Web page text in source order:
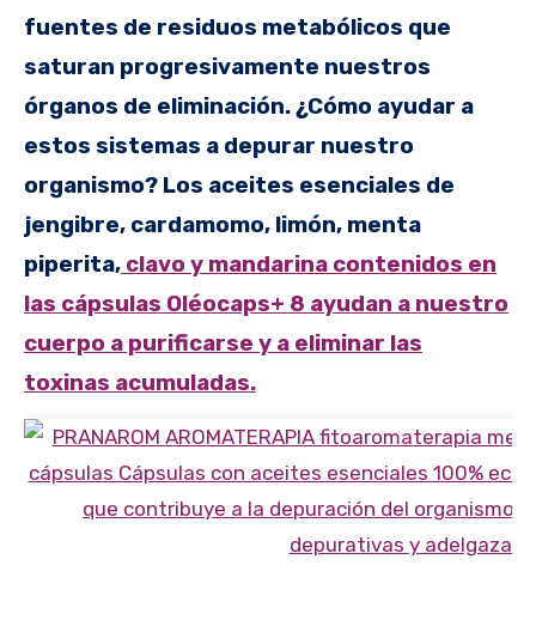
fuentes de residuos metabólicos que
saturan progresivamente nuestros
órganos de eliminación. ¿Cómo ayudar a
estos sistemas a depurar nuestro
organismo? Los aceites esenciales de
jengibre, cardamomo, limón, menta
piperita, clavo y mandarina contenidos en
las cápsulas Oléocaps+ 8 ayudan a nuestro
cuerpo a purificarse y a eliminar las
toxinas acumuladas.